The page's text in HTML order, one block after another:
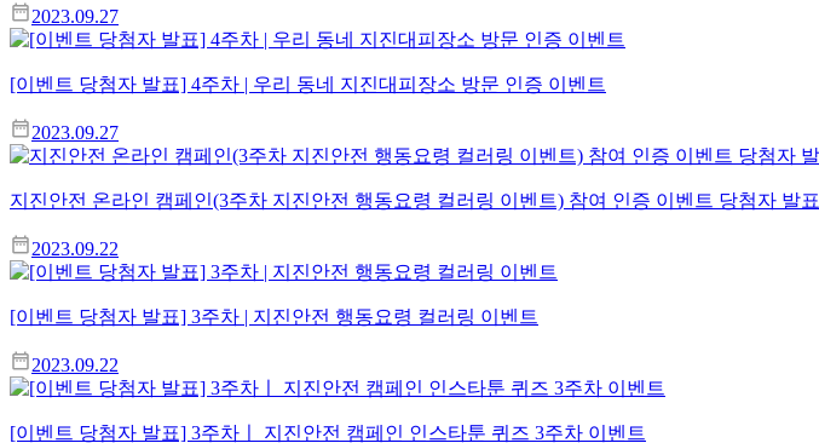
2023.09.27
[이벤트 당첨자 발표] 4주차 | 우리 동네 지진대피장소 방문 인증 이벤트
2023.09.27
지진안전 온라인 캠페인(3주차 지진안전 행동요령 컬러링 이벤트) 참여 인증 이벤트 당첨자 발표
2023.09.22
[이벤트 당첨자 발표] 3주차 | 지진안전 행동요령 컬러링 이벤트
2023.09.22
[이벤트 당첨자 발표] 3주차ㅣ 지진안전 캠페인 인스타툰 퀴즈 3주차 이벤트